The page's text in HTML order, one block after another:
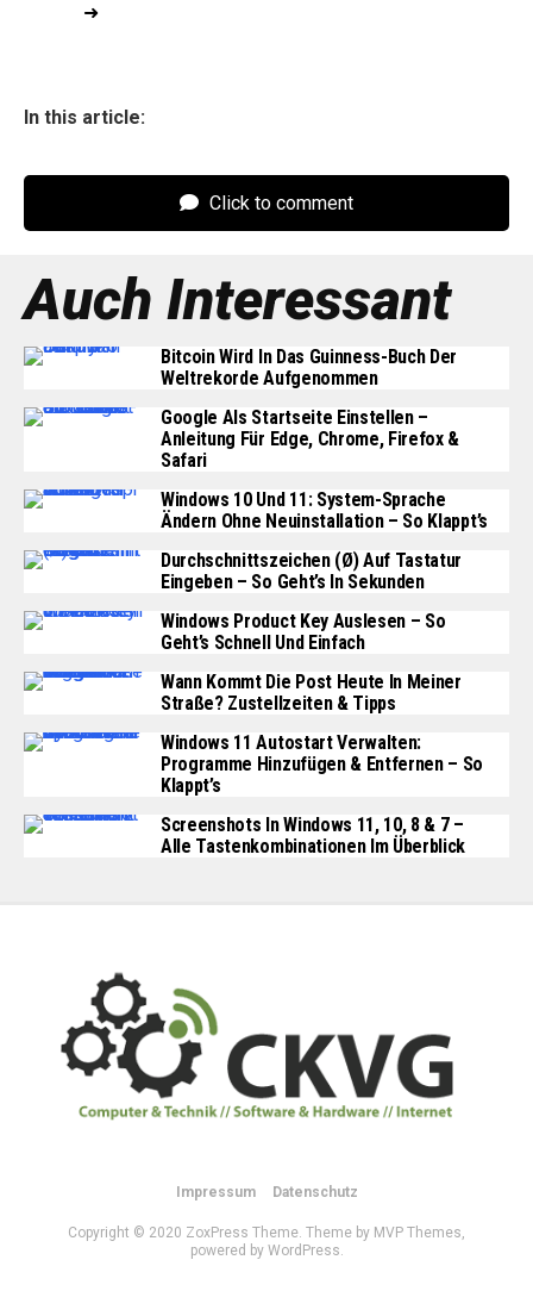
➜
In this article:
Click to comment
Auch Interessant
Bitcoin Wird In Das Guinness-Buch Der
Weltrekorde Aufgenommen
Google Als Startseite Einstellen –
Anleitung Für Edge, Chrome, Firefox &
Safari
Windows 10 Und 11: System-Sprache
Ändern Ohne Neuinstallation – So Klappt’s
Durchschnittszeichen (Ø) Auf Tastatur
Eingeben – So Geht’s In Sekunden
Windows Product Key Auslesen – So
Geht’s Schnell Und Einfach
Wann Kommt Die Post Heute In Meiner
Straße? Zustellzeiten & Tipps
Windows 11 Autostart Verwalten:
Programme Hinzufügen & Entfernen – So
Klappt’s
Screenshots In Windows 11, 10, 8 & 7 –
Alle Tastenkombinationen Im Überblick
Impressum Datenschutz
Copyright © 2020 ZoxPress Theme. Theme by MVP Themes,
powered by WordPress.